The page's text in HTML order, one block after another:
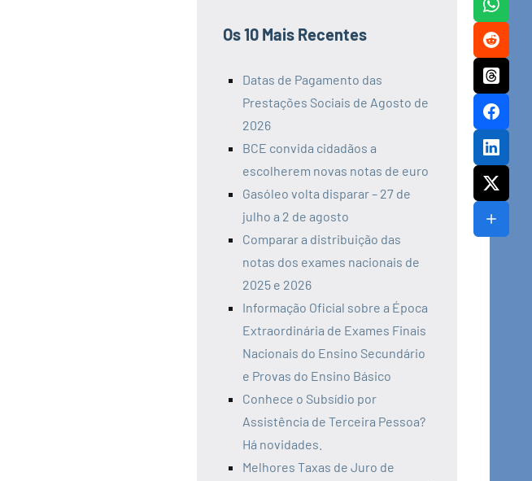
Os 10 Mais Recentes
Datas de Pagamento das
Prestações Sociais de Agosto de
2026
BCE convida cidadãos a
escolherem novas notas de euro
Gasóleo volta disparar – 27 de
julho a 2 de agosto
Comparar a distribuição das
notas dos exames nacionais de
2025 e 2026
Informação Oficial sobre a Época
Extraordinária de Exames Finais
Nacionais do Ensino Secundário
e Provas do Ensino Básico
Conhece o Subsídio por
Assistência de Terceira Pessoa?
Há novidades.
Melhores Taxas de Juro de